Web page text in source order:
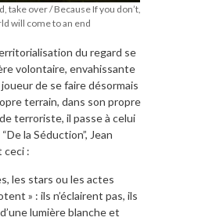
take over / Because If you don’t,
will come to an end
du regard se
volontaire, envahissante
de se faire désormais
terrain, dans son propre
terroriste, il passe à celui
la Séduction”, Jean
ceci :
les stars ou les actes
» : ils n’éclairent pas, ils
lumière blanche et